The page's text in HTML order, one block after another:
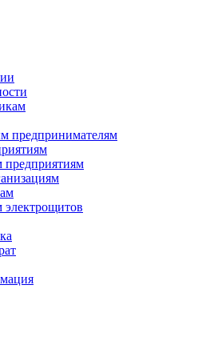
предпринимателям
электрощитов